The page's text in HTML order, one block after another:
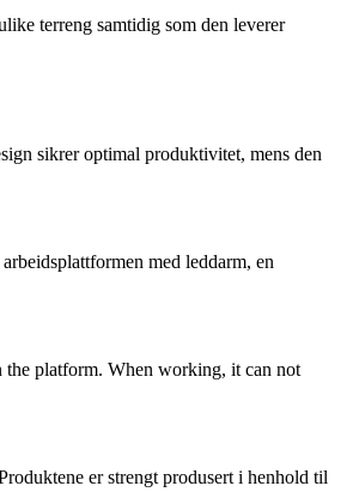
terreng samtidig som den leverer
sikrer optimal produktivitet, mens den
med leddarm, en
platform. When working, it can not
er strengt produsert i henhold til